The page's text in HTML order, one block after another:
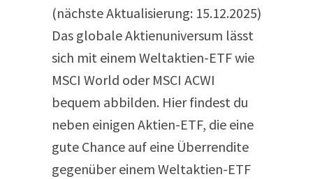
(nächste Aktualisierung: 15.12.2025)
Das globale Aktienuniversum lässt
sich mit einem Weltaktien-ETF wie
MSCI World oder MSCI ACWI
bequem abbilden. Hier findest du
neben einigen Aktien-ETF, die eine
gute Chance auf eine Überrendite
gegenüber einem Weltaktien-ETF